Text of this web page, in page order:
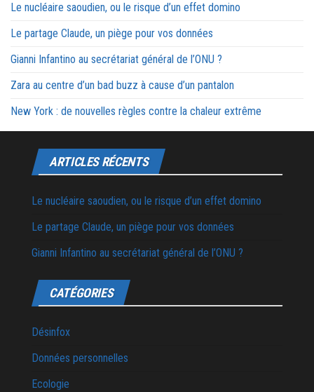
Le nucléaire saoudien, ou le risque d’un effet domino
Le partage Claude, un piège pour vos données
Gianni Infantino au secrétariat général de l’ONU ?
Zara au centre d’un bad buzz à cause d’un pantalon
New York : de nouvelles règles contre la chaleur extrême
ARTICLES RÉCENTS
Le nucléaire saoudien, ou le risque d’un effet domino
Le partage Claude, un piège pour vos données
Gianni Infantino au secrétariat général de l’ONU ?
CATÉGORIES
Désinfox
Données personnelles
Ecologie